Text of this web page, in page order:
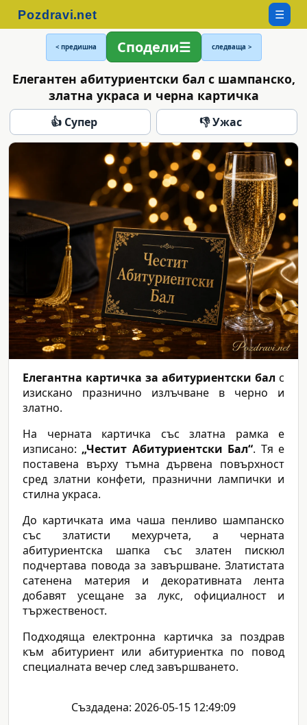
☰
< предишна Сподели следваща >
Елегантен абитуриентски бал с шампанско,
златна украса и черна картичка
👍 Супер 👎 Ужас
Елегантна картичка за абитуриентски бал с
изискано празнично излъчване в черно и
златно.
На черната картичка със златна рамка е
изписано: „Честит Абитуриентски Бал“. Тя е
поставена върху тъмна дървена повърхност
сред златни конфети, празнични лампички и
стилна украса.
До картичката има чаша пенливо шампанско
със златисти мехурчета, а черната
абитуриентска шапка със златен пискюл
подчертава повода за завършване. Златистата
сатенена материя и декоративната лента
добавят усещане за лукс, официалност и
тържественост.
Подходяща електронна картичка за поздрав
към абитуриент или абитуриентка по повод
специалната вечер след завършването.
Създадена: 2026-05-15 12:49:09